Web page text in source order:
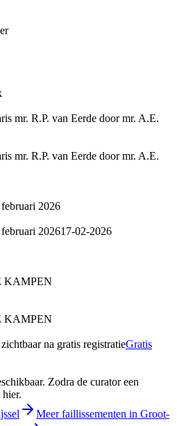
mr. R.P. van Eerde door mr. A.E.
mr. R.P. van Eerde door mr. A.E.
2026
202617-02-2026
KAMPEN
KAMPEN
na gratis registratieGratis
Zodra de curator een
Meer faillissementen in Groot-